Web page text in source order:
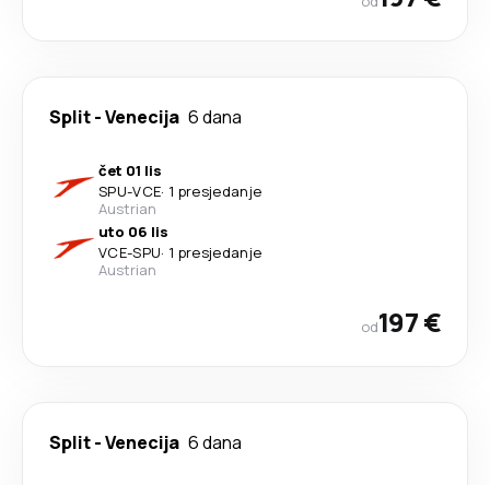
Split-Venecija 6 dana
čet 01 lis
SPU-VCE· 1 presjedanje
Austrian
uto 06 lis
VCE-SPU· 1 presjedanje
Austrian
od197 €
Split-Venecija 6 dana